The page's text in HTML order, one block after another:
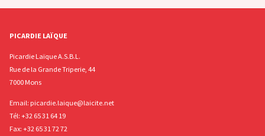
PICARDIE LAÏQUE
Picardie Laïque A.S.B.L.
Rue de la Grande Triperie, 44
7000 Mons
Email: picardie.laique@laicite.net
Tél: +32 65 31 64 19
Fax: +32 65 31 72 72